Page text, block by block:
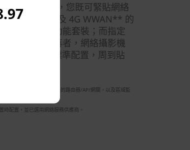
記簿型電腦，您既可緊貼網絡
達 WiFi 6E* 及 4G WWAN** 的
與軟件安全功能套裝；而指定
一重保障。再者，網絡攝影機
統均屬裝置標準配置，周到貼
系統支援、支援 WiFi 6E 的路由器/AP/網關，以及區域監
配置，並已選用網絡服務供應商。